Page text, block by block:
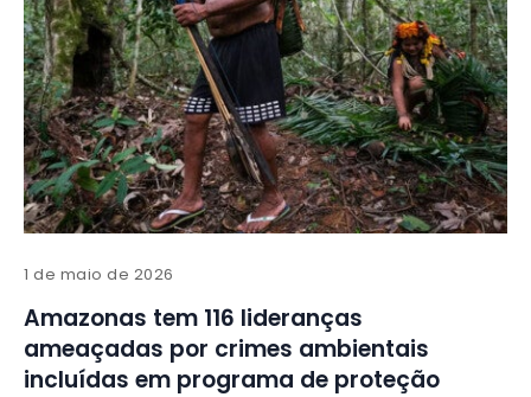
1 de maio de 2026
Amazonas tem 116 lideranças
ameaçadas por crimes ambientais
incluídas em programa de proteção